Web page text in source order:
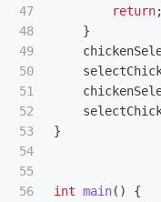
47
48
49
50
51
52
53
54
55
56
return;
}
}
int main()
{